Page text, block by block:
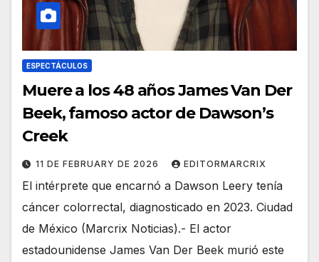
ESPECTÁCULOS
Muere a los 48 años James Van Der
Beek, famoso actor de Dawson’s
Creek
11 DE FEBRUARY DE 2026 EDITORMARCRIX
El intérprete que encarnó a Dawson Leery tenía
cáncer colorrectal, diagnosticado en 2023. Ciudad
de México (Marcrix Noticias).- El actor
estadounidense James Van Der Beek murió este